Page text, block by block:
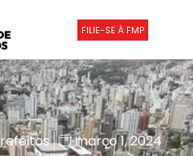
FILIE-SE À FMP
março 1, 2024